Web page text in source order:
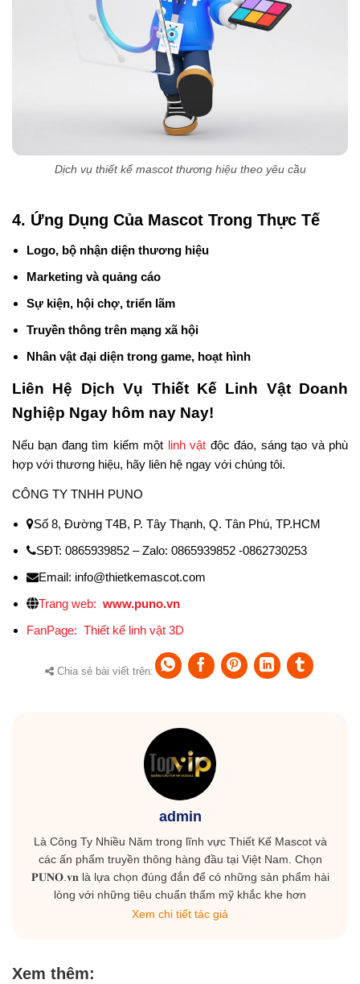
Dịch vụ thiết kế mascot thương hiệu theo yêu cầu
4. Ứng Dụng Của Mascot Trong Thực Tế
Logo, bộ nhận diện thương hiệu
Marketing và quảng cáo
Sự kiện, hội chợ, triển lãm
Truyền thông trên mạng xã hội
Nhân vật đại diện trong game, hoạt hình
Liên Hệ Dịch Vụ Thiết Kế Linh Vật Doanh
Nghiệp Ngay hôm nay Nay!
Nếu bạn đang tìm kiếm một linh vật độc đáo, sáng tạo và phù
hợp với thương hiệu, hãy liên hệ ngay với chúng tôi.
CÔNG TY TNHH PUNO
Số 8, Đường T4B, P. Tây Thạnh, Q. Tân Phú, TP.HCM
SĐT: 0865939852 – Zalo: 0865939852 -0862730253
Email: info@thietkemascot.com
Trang web: www.puno.vn
FanPage: Thiết kế linh vật 3D
Chia sẻ bài viết trên:
admin
Là Công Ty Nhiều Năm trong lĩnh vực Thiết Kế Mascot và
các ấn phẩm truyền thông hàng đầu tại Việt Nam. Chọn
𝐏𝐔𝐍𝐎.𝐯𝐧 là lựa chọn đúng đắn để có những sản phẩm hài
lòng với những tiêu chuẩn thẩm mỹ khắc khe hơn
Xem chi tiết tác giả
Xem thêm: